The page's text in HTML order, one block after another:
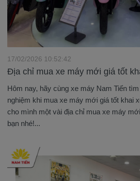
Địa chỉ mua xe máy mới giá tốt
17/02/2026 10:52:42
Hôm nay, hãy cùng xe máy Nam Tiến
nghiệm khi mua xe máy mới giá tốt khai
cho mình một vài địa chỉ mua xe máy
bạn nhé!...